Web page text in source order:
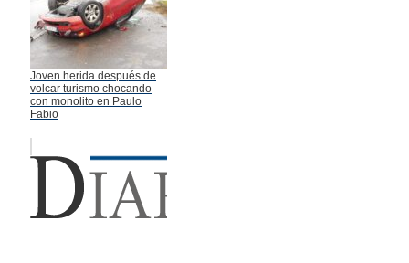
Joven herida después de
volcar turismo chocando
con monolito en Paulo
Fabio